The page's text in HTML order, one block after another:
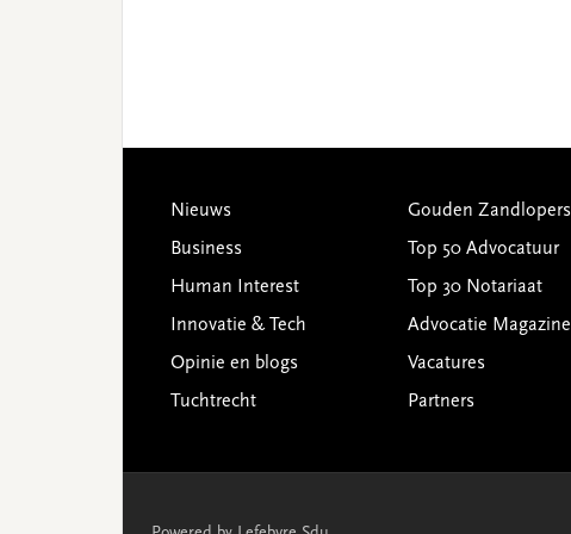
Footer
Nieuws
Business
Human Interest
Innovatie & Tech
Opinie en blogs
Tuchtrecht
Gouden Zandlopers
Top 50 Advocatuur
Top 30 Notariaat
Advocatie Magazine
Vacatures
Partners